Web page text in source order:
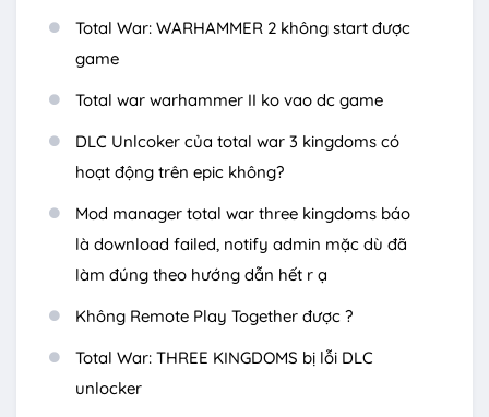
Total War: WARHAMMER 2 không start được
game
Total war warhammer II ko vao dc game
DLC Unlcoker của total war 3 kingdoms có
hoạt động trên epic không?
Mod manager total war three kingdoms báo
là download failed, notify admin mặc dù đã
làm đúng theo hướng dẫn hết r ạ
Không Remote Play Together được ?
Total War: THREE KINGDOMS bị lỗi DLC
unlocker